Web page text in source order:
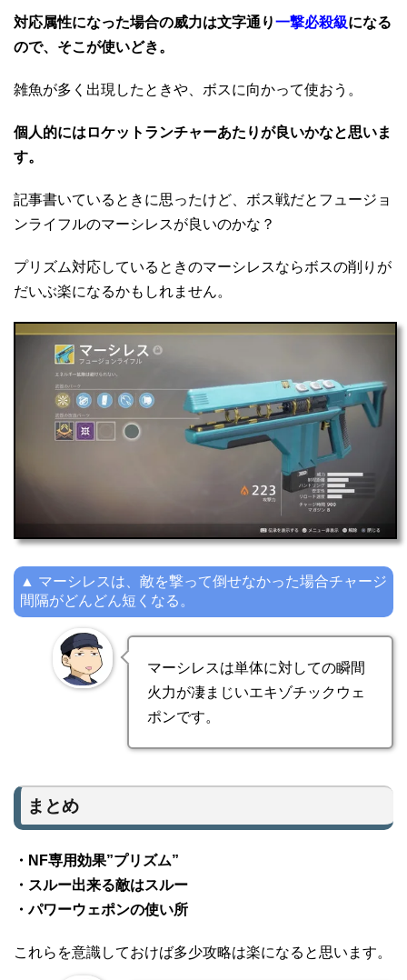
対応属性になった場合の威力は文字通り一撃必殺級になる
ので、そこが使いどき。
雑魚が多く出現したときや、ボスに向かって使おう。
個人的にはロケットランチャーあたりが良いかなと思いま
す。
記事書いているときに思ったけど、ボス戦だとフュージョ
ンライフルのマーシレスが良いのかな？
プリズム対応しているときのマーシレスならボスの削りが
だいぶ楽になるかもしれません。
▲ マーシレスは、敵を撃って倒せなかった場合チャージ
間隔がどんどん短くなる。
マーシレスは単体に対しての瞬間
火力が凄まじいエキゾチックウェ
ポンです。
まとめ
・NF専用効果”プリズム”
・スルー出来る敵はスルー
・パワーウェポンの使い所
これらを意識しておけば多少攻略は楽になると思います。